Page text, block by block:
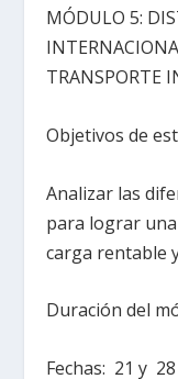
MÓDULO 5:
TRANSPORTE
Objetivos de
Analizar las
para lograr
carga rentable
Duración del
Fechas: 21 y